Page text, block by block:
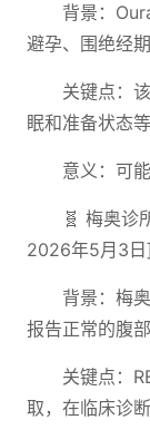
背景：
避孕、围绝经
关键点：
眠和准备状态
意义：可
🧬 梅奥诊
2026年5月3日]
背景：梅
报告正常的腹
关键点：
取，在临床诊